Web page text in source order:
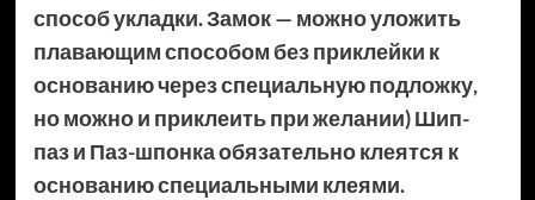
способ укладки. Замок — можно уложить
плавающим способом без приклейки к
основанию через специальную подложку,
но можно и приклеить при желании) Шип-
паз и Паз-шпонка обязательно клеятся к
основанию специальными клеями.